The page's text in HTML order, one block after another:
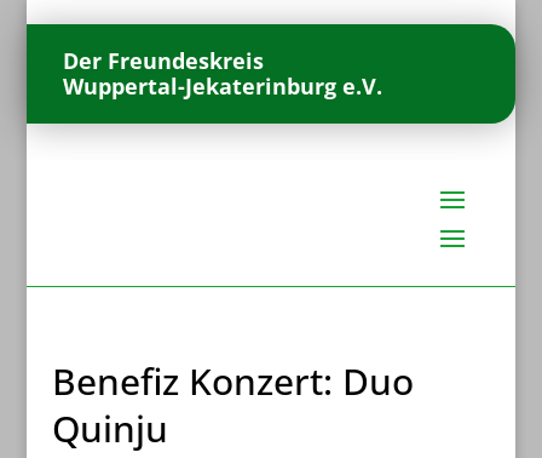
Der Freundeskreis
Wuppertal-Jekaterinburg e.V.
Benefiz Konzert: Duo
Quinju